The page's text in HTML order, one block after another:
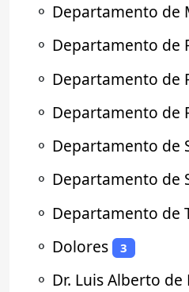
⚬ Departamento de
⚬ Departamento de
⚬ Departamento de
⚬ Departamento de
⚬ Departamento de
⚬ Departamento de
⚬ Departamento de
⚬ Dolores 3
⚬ Dr. Luis Alberto de